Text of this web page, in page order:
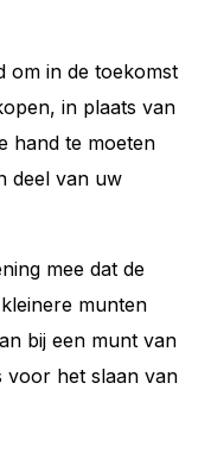
om in de toekomst
in plaats van
hand te moeten
deel van uw
mee dat de
munten
bij een munt van
voor het slaan van